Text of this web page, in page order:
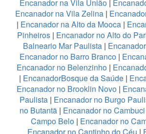
Encanador na Vila União |
Encanador na Vila Zelina|
| Encanador na Alto da Mooca |
Pinheiros| Encanador no Alto do
Balneario Mar Paulista|
Encanador no Barro Branco |
Encanador no Belenzinho|
| EncanadorBosque da Saúde|
Encanador no Brooklin Novo |
Paulista| Encanador no Burgo
no Butantã| Encanador no Cambuci
Campo Belo | Encanador no
Encanador no Cantinho do Céu |